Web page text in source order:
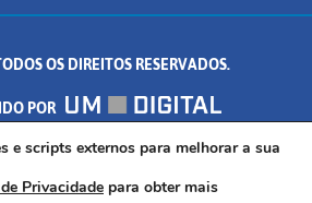
ferramentas
OS DIREITOS RESERVADOS.
POR
328 - PALMEIRAS, FORMIGA/MG - CEP:
35.574.530
e scripts externos para melhorar a sua
Privacidade para obter mais